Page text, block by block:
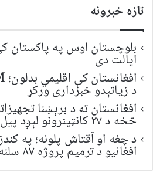
تازه خبرونه
بلوچستان اوس په پاکستان
ایالت دی
د زیاتېدو خبرداری ورکړ
افغانستان ته د برېښنا
څخه د ۲۷ کانټینرونو لېږد پیل شو
افغانیو د ترمیم پروژه ۸۷ سلنه بشپړه شوې